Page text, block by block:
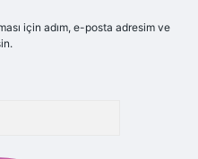
için adım, e-posta adresim ve